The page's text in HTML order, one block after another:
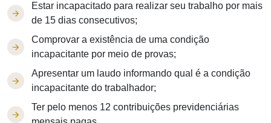
Estar incapacitado para realizar seu trabalho por mais
de 15 dias consecutivos;
Comprovar a existência de uma condição
incapacitante por meio de provas;
Apresentar um laudo informando qual é a condição
incapacitante do trabalhador;
Ter pelo menos 12 contribuições previdenciárias